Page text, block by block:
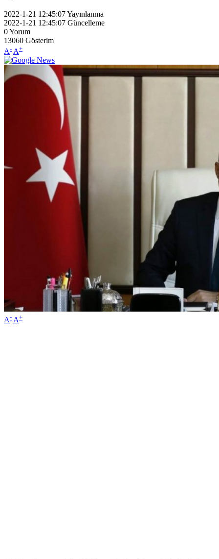
2022-1-21 12:45:07Yayınlanma
2022-1-21 12:45:07 Güncelleme
0Yorum
13060 Gösterim
A- A+
A- A+